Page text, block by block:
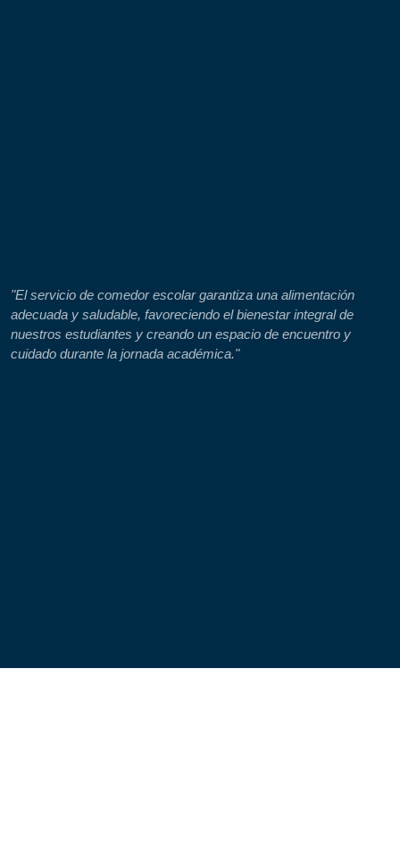
"El servicio de comedor escolar garantiza una alimentación
adecuada y saludable, favoreciendo el bienestar integral de
nuestros estudiantes y creando un espacio de encuentro y
cuidado durante la jornada académica."